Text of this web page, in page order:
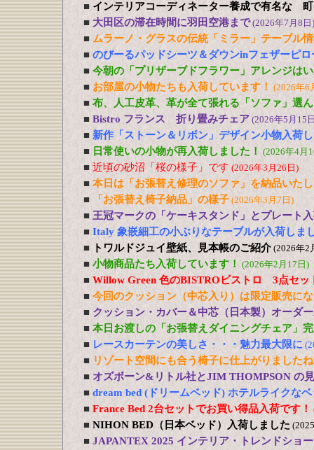
■ インテリアコーディネーター養成で有名な
■ 大田区の滞在時間に羽田空港まで(2026年7月8日)
■ ムラーノ・グラスの伝統「ミラー」テーブル
■ のびーるパッドシーツ＆ダウンinフェザーピ
■ 今朝の「プリザーブドフラワー」アレンジは
■ お部屋の小物たちも入荷しています！ (2026年6
■ 布、人工皮革、革が全て張れる「ソファ」選
■ Bistro フランス 折り畳みチェア (2026年5月15
■ 新作「ストーン＆リボン」デザイン小物入荷
■ 日常使いの小物が再入荷しました！ (2026年4月
■ 近頃の砂沼「桜の様子」です (2026年3月26日)
■ 本日は「お張替え修理のソファ」を納品いた
■
「お張替え椅子納品」の様子 (2026年3月7日)
■ 王冠マークの「ケーキスタンド」とプレート
■ Italy 象嵌細工の小ぶりなテーブルが入荷しま
■
トワルドジュイ壁紙、見本帳のご紹介 (2026年2
■ 小物商品たち入荷しています！ (2026年2月17日)
■ Willow Green 色のBISTROビストロ 3点セッ
■ 今回のクッション（中芯入り）は限定販売に
■ クッション・カバー＆中芯（日本製）オーダ
■ 本日お渡しの「お張替えダイニングチェア」
■ レースカーテンの美しさ・・・魅力最大限に
■ リゾート空間にも合う椅子に仕上がりましたね
■ オズボーン&リトル社とJIM THOMPSON の
■ dream bed (ドリームベッド) ホテルライクな
■ France Bed 2台セットでお買い得品入荷です！
■ NIHON BED（日本ベッド）入荷しました
■ JAPANTEX 2025 インテリア・トレンドショー